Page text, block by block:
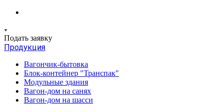
Подать заявку
Продукция
Вагончик-бытовка
Блок-контейнер "Транспак"
Модульные здания
Вагон-дом на санях
Вагон-дом на шасси